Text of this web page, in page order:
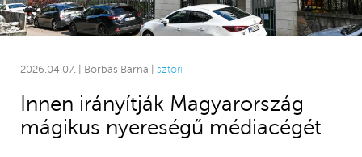
2026.04.07. | Borbás Barna | sztori
Innen irányítják Magyarország
mágikus nyereségű médiacégét